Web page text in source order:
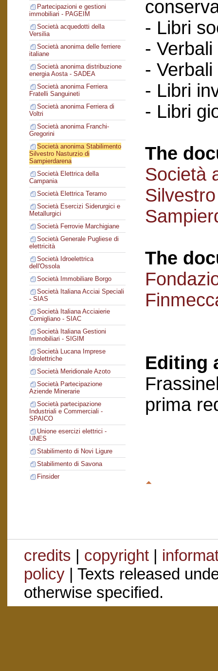
Partecipazioni e gestioni
immobiliari - PAGEIM
Società acquedotti della
Versilia
Società anonima delle ferriere
italiane
Società anonima distribuzione
energia Aosta - SADEA
Società anonima Ferriera
Fratelli Sanguineti
Società anonima Ferriera di
Voltri
Società anonima Franchi-
Gregorini
Società anonima Stabilimento
Silvestro Nasturzio di
Sampierdarena
Società Elettrica della
Campania
Società Elettrica Teramo
Società Esercizi Siderurgici e
Metallurgici
Società Ferrovie Marchigiane
Società Generale Pugliese di
elettricità
Società Idroelettrica
dell'Ossola
Società Immobiliare Borgo
Società Italiana Acciai Speciali
- SIAS
Società Italiana Acciaierie
Cornigliano - SIAC
Società Italiana Gestioni
Immobiliari - SIGIM
Società Lucana Imprese
Idrolettriche
Società Meridionale Azoto
Società Partecipazione
Aziende Minerarie
Società partecipazione
Industriali e Commerciali -
SPAICO
Unione esercizi elettrici -
UNES
Stabilimento di Novi Ligure
Stabilimento di Savona
Finsider
- Libri
-
-
- Libri
- Libri
The
Società
The
Editing
prima
credits | copyright|
policy| Texts released
otherwise specified.